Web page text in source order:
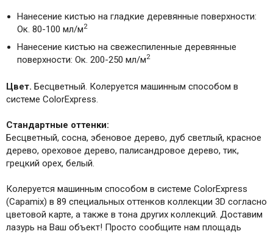
Нанесение кистью на гладкие деревянные поверхности:
Ок. 80-100 мл/м2
Нанесение кистью на свежеспиленные деревянные
поверхности: Ок. 200-250 мл/м2
Цвет. Бесцветный. Колеруется машинным способом в
системе ColorExpress.
Стандартные оттенки:
Бесцветный, сосна, эбеновое дерево, дуб светлый, красное
дерево, ореховое дерево, палисандровое дерево, тик,
грецкий орех, белый.
Колеруется машинным способом в системе ColorExpress
(Capamix) в 89 специальных оттенков коллекции 3D согласно
цветовой карте, а также в тона других коллекций. Доставим
лазурь на Ваш объект! Просто сообщите нам площадь